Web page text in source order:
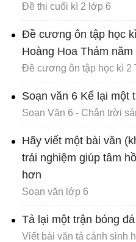
Đề thi cuối kì 2 lớp 6
Đề cương ôn tập học
Hoàng Hoa Thám
Đề cương ôn tập học kì 2
Soạn văn 6 Kể lại một
Soạn Văn 6 - Chân trời
Hãy viết một bài văn
trải nghiệm giúp tâm
hơn
Soạn văn lớp 6
Tả lại một trận bóng
Viết bài văn tả cảnh sinh